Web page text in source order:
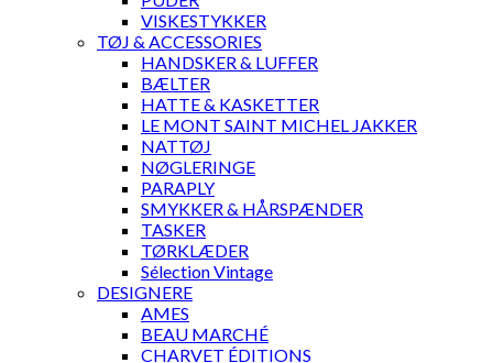
VISKESTYKKER
TØJ & ACCESSORIES
HANDSKER & LUFFER
BÆLTER
HATTE & KASKETTER
LE MONT SAINT MICHEL JAKKER
NATTØJ
NØGLERINGE
PARAPLY
SMYKKER & HÅRSPÆNDER
TASKER
TØRKLÆDER
Sélection Vintage
DESIGNERE
AMES
BEAU MARCHÉ
CHARVET ÉDITIONS